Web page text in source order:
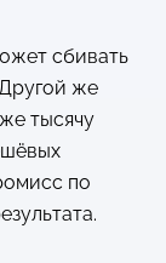
сбивать
же
тысячу
по